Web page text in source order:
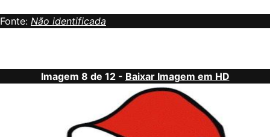
Fonte: Não identificada
Imagem 8 de 12 - Baixar Imagem em HD